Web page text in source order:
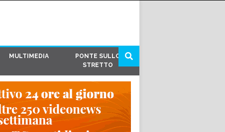
MULTIMEDIA
PONTE SULLO
STRETTO